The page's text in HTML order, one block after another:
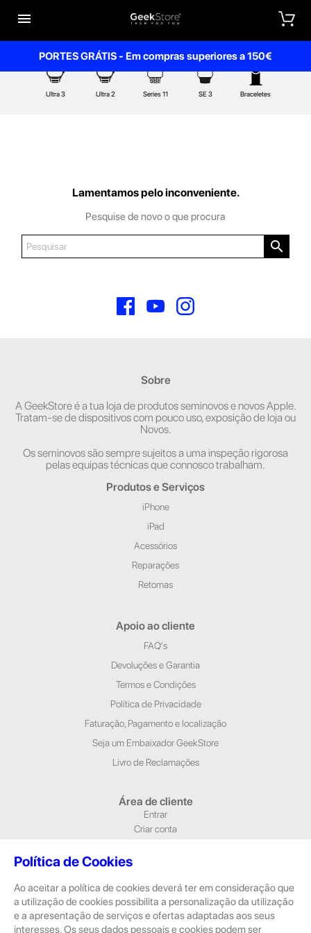
Política de Cookies
Ao aceitar a política de cookies deverá ter em consideração que
a utilização de cookies possibilita a personalização da utilização
e a apresentação de serviços e ofertas adaptadas aos seus
interesses. Os seus dados pessoais e cookies podem ser

PORTES GRÁTIS - Em compras superiores a 150€
Ultra 3 Ultra 2 Series 11 SE 3 Braceletes
Lamentamos pelo inconveniente.
Pesquise de novo o que procura

FacebookYouTube
Sobre
A GeekStore é a tua loja de produtos seminovos e novos Apple.
Tratam-se de dispositivos com pouco uso, exposição de loja ou
Novos.
Os seminovos são sempre sujeitos a uma inspeção rigorosa
pelas equipas técnicas que connosco trabalham.
Produtos e Serviços
iPhone
iPad
Acessórios
Reparações
Retomas
Apoio ao cliente
FAQ's
Devoluções e Garantia
Termos e Condições
Política de Privacidade
Faturação, Pagamento e localização
Seja um Embaixador GeekStore
Livro de Reclamações
Área de cliente
Entrar
Criar conta
Morada e Contactos
Alameda Dr. Alfredo Pimenta, n.º 204/A Loja 1, 4810-420 Guimarães
Rua Dom Pedro V, n.º 808 R/C, 4785-306 Trofa
geral@geekstore.pt